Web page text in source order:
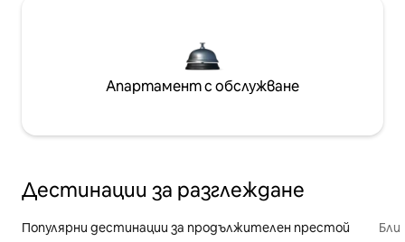
Апартамент с обслужване
Дестинации за разглеждане
Популярни дестинации за продължителен престой